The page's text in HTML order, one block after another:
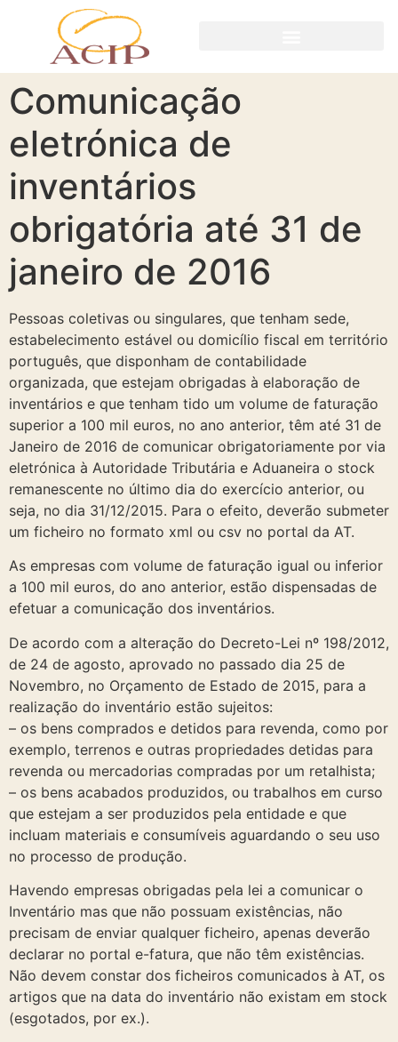
Comunicação
eletrónica de
inventários
obrigatória até 31 de
janeiro de 2016
Pessoas coletivas ou singulares, que tenham sede,
estabelecimento estável ou domicílio fiscal em território
português, que disponham de contabilidade
organizada, que estejam obrigadas à elaboração de
inventários e que tenham tido um volume de faturação
superior a 100 mil euros, no ano anterior, têm até 31 de
Janeiro de 2016 de comunicar obrigatoriamente por via
eletrónica à Autoridade Tributária e Aduaneira o stock
remanescente no último dia do exercício anterior, ou
seja, no dia 31/12/2015. Para o efeito, deverão submeter
um ficheiro no formato xml ou csv no portal da AT.
As empresas com volume de faturação igual ou inferior
a 100 mil euros, do ano anterior, estão dispensadas de
efetuar a comunicação dos inventários.
De acordo com a alteração do Decreto-Lei nº 198/2012,
de 24 de agosto, aprovado no passado dia 25 de
Novembro, no Orçamento de Estado de 2015, para a
realização do inventário estão sujeitos:
– os bens comprados e detidos para revenda, como por
exemplo, terrenos e outras propriedades detidas para
revenda ou mercadorias compradas por um retalhista;
– os bens acabados produzidos, ou trabalhos em curso
que estejam a ser produzidos pela entidade e que
incluam materiais e consumíveis aguardando o seu uso
no processo de produção.
Havendo empresas obrigadas pela lei a comunicar o
Inventário mas que não possuam existências, não
precisam de enviar qualquer ficheiro, apenas deverão
declarar no portal e-fatura, que não têm existências.
Não devem constar dos ficheiros comunicados à AT, os
artigos que na data do inventário não existam em stock
(esgotados, por ex.).